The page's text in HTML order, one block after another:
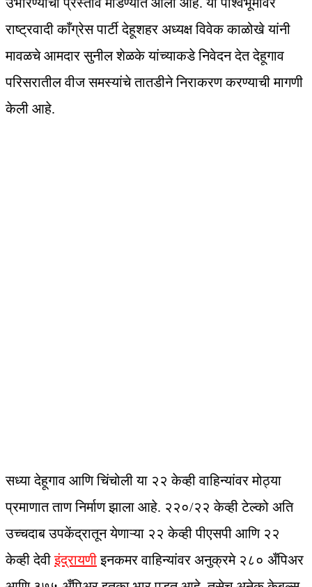
राष्ट्रवादी काँग्रेस पार्टी देहूशहर अध्यक्ष विवेक काळोखे यांनी
मावळचे आमदार सुनील शेळके यांच्याकडे निवेदन देत देहूगाव
परिसरातील वीज समस्यांचे तातडीने निराकरण करण्याची मागणी
केली आहे.
सध्या देहूगाव आणि चिंचोली या २२ केव्ही वाहिन्यांवर मोठ्या
प्रमाणात ताण निर्माण झाला आहे. २२०/२२ केव्ही टेल्को अति
उच्चदाब उपकेंद्रातून येणाऱ्या २२ केव्ही पीएसपी आणि २२
केव्ही देवीइंद्रायणीइनकमर वाहिन्यांवर अनुक्रमे २८० अँपिअर